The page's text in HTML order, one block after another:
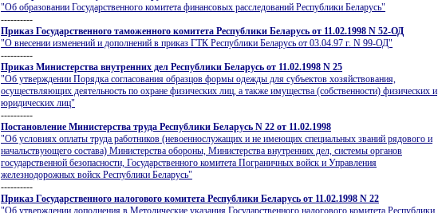
"Об образовании Государственного комитета финансовых расследований Республики Беларусь"
----------
Приказ Государственного таможенного комитета Республики Беларусь от 11.02.1998 N 52-ОД
"О внесении изменений и дополнений в приказ ГТК Республики Беларусь от 03.04.97 г. N 99-ОД"
----------
Приказ Министерства внутренних дел Республики Беларусь от 11.02.1998 N 25
"Об утверждении Порядка согласования образцов формы одежды для субъектов хозяйствования,
осуществляющих деятельность по охране физических лиц, а также имущества (собственности) физических и
юридических лиц"
----------
Постановление Министерства труда Республики Беларусь N 22 от 11.02.1998
"Об условиях оплаты труда работников (невоеннослужащих и не имеющих специальных званий рядового и
начальствующего состава) Министерства обороны, Министерства внутренних дел, системы органов
государственной безопасности, Государственного комитета Пограничных войск и Управления
железнодорожных войск Республики Беларусь"
----------
Приказ Государственного налогового комитета Республики Беларусь от 11.02.1998 N 22
"Об утверждении дополнения в Методические указания Государственного налогового комитета Республики